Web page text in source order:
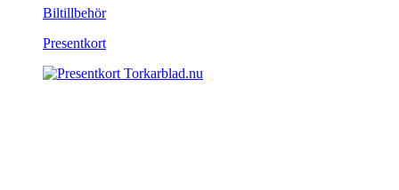
Biltillbehör
Presentkort